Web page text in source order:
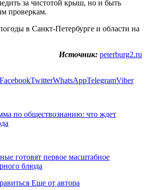
за чистотой крыш, но и быть
проверкам.
в Санкт-Петербурге и области на
Источник: peterburg2.ru
FacebookTwitterWhatsAppTelegramViber
по обществознанию: что ждет
готовят первое масштабное
блюда
Еще от автора